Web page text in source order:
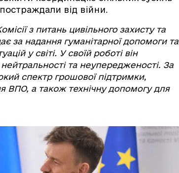
від війни.
з питань цивільного захисту та
за надання гуманітарної допомоги та
у світі. У своїй роботі він
та неупередженості. За
спектр грошової підтримки,
ВПО, а також технічну допомогу для